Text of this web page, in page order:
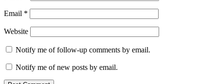
Email *
Website
Notify me of follow-up comments by email.
Notify me of new posts by email.